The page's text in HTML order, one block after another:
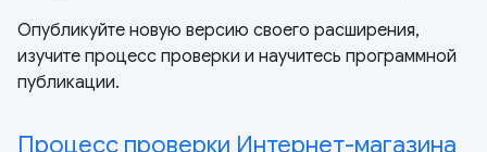
Опубликуйте новую версию своего расширения,
изучите процесс проверки и научитесь программной
публикации.
Процесс проверки Интернет-магазина